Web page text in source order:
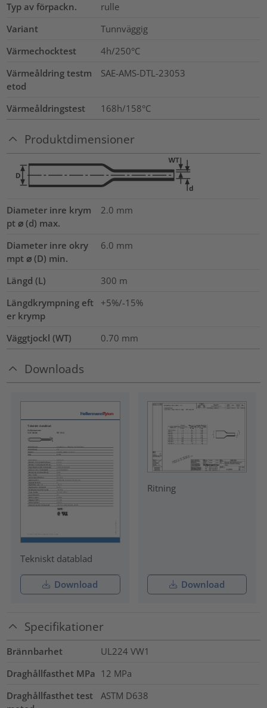
Typ av förpackn.
rulle
Variant
Tunnväggig
Värmechocktest
4h/250°C
Värmeåldring testm
etod
SAE-AMS-DTL-23053
Värmeåldringstest 168h/158°C
Produktdimensioner
Diameter inre krym
pt ⌀ (d) max.
2.0 mm
Diameter inre okry
mpt ⌀ (D) min.
6.0 mm
Längd (L) 300 m
Längdkrympning eft
er krymp
+5%/-15%
Väggtjockl (WT) 0.70 mm
Downloads
Tekniskt datablad
Download
Ritning
Download
Specifikationer
Brännbarhet
UL224 VW1
Draghållfasthet MPa 12 MPa
Draghållfasthet test
ASTM D638